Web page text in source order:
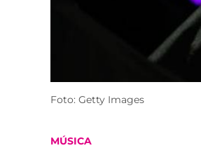
Foto: Getty Images
POSTED
MÚSICA